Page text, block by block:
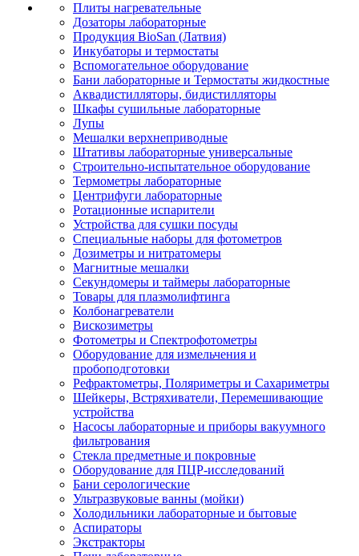
Плиты нагревательные
Дозаторы лабораторные
Продукция BioSan (Латвия)
Инкубаторы и термостаты
Вспомогательное оборудование
Бани лабораторные и Термостаты жидкостные
Аквадистилляторы, бидистилляторы
Шкафы сушильные лабораторные
Лупы
Мешалки верхнеприводные
Штативы лабораторные универсальные
Строительно-испытательное оборудование
Термометры лабораторные
Центрифуги лабораторные
Ротационные испарители
Устройства для сушки посуды
Специальные наборы для фотометров
Дозиметры и нитратомеры
Магнитные мешалки
Секундомеры и таймеры лабораторные
Товары для плазмолифтинга
Колбонагреватели
Вискозиметры
Фотометры и Спектрофотометры
Оборудование для измельчения и
пробоподготовки
Рефрактометры, Поляриметры и Сахариметры
Шейкеры, Встряхиватели, Перемешивающие
устройства
Насосы лабораторные и приборы вакуумного
фильтрования
Стекла предметные и покровные
Оборудование для ПЦР-исследований
Бани серологические
Ультразвуковые ванны (мойки)
Холодильники лабораторные и бытовые
Аспираторы
Экстракторы